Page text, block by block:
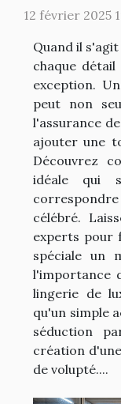
12 février 2025
Quand il
chaque
exception.
peut non
l'assurance
ajouter une
Découvrez
idéale qui
célébré.
experts pour
spéciale un
l'importance
lingerie de
qu'un simple
séduction
création
de volupté....